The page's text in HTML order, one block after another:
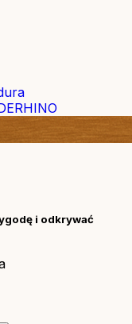
i odkrywać